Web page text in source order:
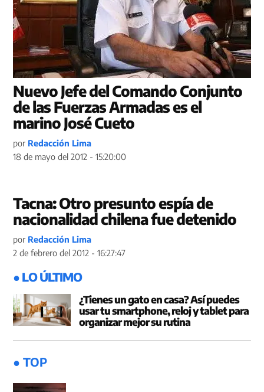
Nuevo Jefe del Comando Conjunto
de las Fuerzas Armadas es el
marino José Cueto
por Redacción Lima
18 de mayo del 2012 - 15:20:00
Tacna: Otro presunto espía de
nacionalidad chilena fue detenido
por Redacción Lima
2 de febrero del 2012 - 16:27:47
● LO ÚLTIMO
¿Tienes un gato en casa? Así puedes
usar tu smartphone, reloj y tablet para
organizar mejor su rutina
● TOP